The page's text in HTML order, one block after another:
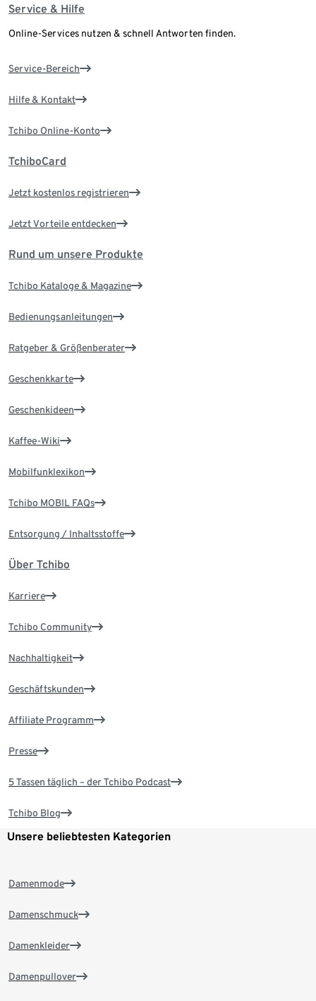
Service & Hilfe
Online-Services nutzen & schnell Antworten finden.
Service-Bereich
Hilfe & Kontakt
Tchibo Online-Konto
TchiboCard
Jetzt kostenlos registrieren
Jetzt Vorteile entdecken
Rund um unsere Produkte
Tchibo Kataloge & Magazine
Bedienungsanleitungen
Ratgeber & Größenberater
Geschenkkarte
Geschenkideen
Kaffee-Wiki
Mobilfunklexikon
Tchibo MOBIL FAQs
Entsorgung / Inhaltsstoffe
Über Tchibo
Karriere
Tchibo Community
Nachhaltigkeit
Geschäftskunden
Affiliate Programm
Presse
5 Tassen täglich – der Tchibo Podcast
Tchibo Blog
Unsere beliebtesten Kategorien
Damenmode
Damenschmuck
Damenkleider
Damenpullover